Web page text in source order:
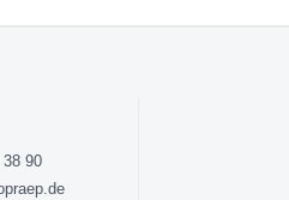
90